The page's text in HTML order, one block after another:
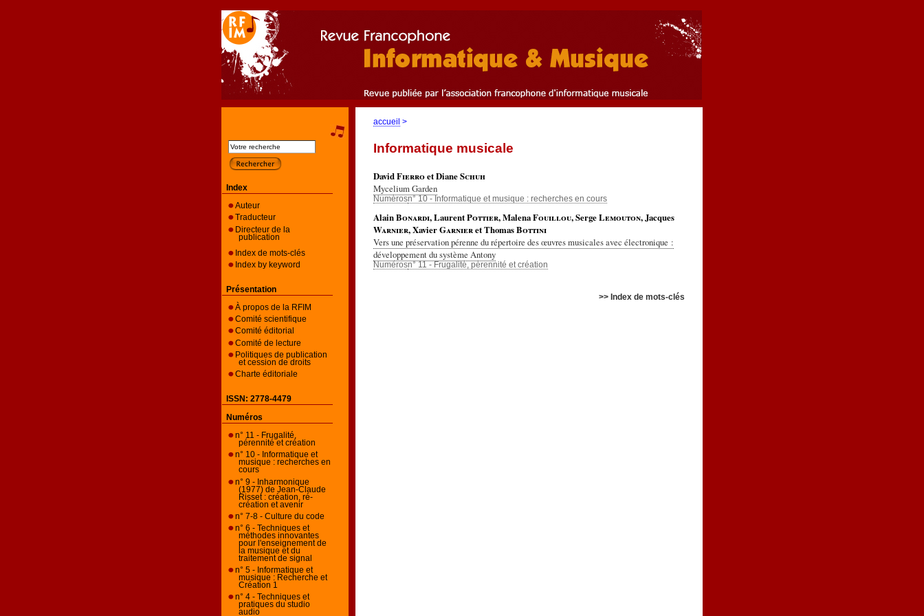
accueil >
Informatique musicale
DavidFierroet DianeSchuh
Mycelium Garden
Numérosn° 10 - Informatique et musique : recherches en cours
AlainBonardi, LaurentPottier, MalenaFouillou, SergeLemouton, Jacques
Warnier, XavierGarnieret ThomasBottini
Vers une préservation pérenne du répertoire des œuvres musicales avec électronique :
développement du système Antony
Numérosn° 11 - Frugalité, pérennité et création
>> Index de mots-clés
Index
Auteur
Traducteur
Directeur de la
publication
Index de mots-clés
Index by keyword
Présentation
À propos de la RFIM
Comité scientifique
Comité éditorial
Comité de lecture
Politiques de publication
et cession de droits
Charte éditoriale
ISSN: 2778-4479
Numéros
n° 11 - Frugalité,
pérennité et création
n° 10 - Informatique et
musique : recherches en
cours
n° 9 - Inharmonique
(1977) de Jean-Claude
Risset : création, ré-
création et avenir
n° 7-8 - Culture du code
n° 6 - Techniques et
méthodes innovantes
pour l'enseignement de
la musique et du
traitement de signal
n° 5 - Informatique et
musique : Recherche et
Création 1
n° 4 - Techniques et
pratiques du studio
audio